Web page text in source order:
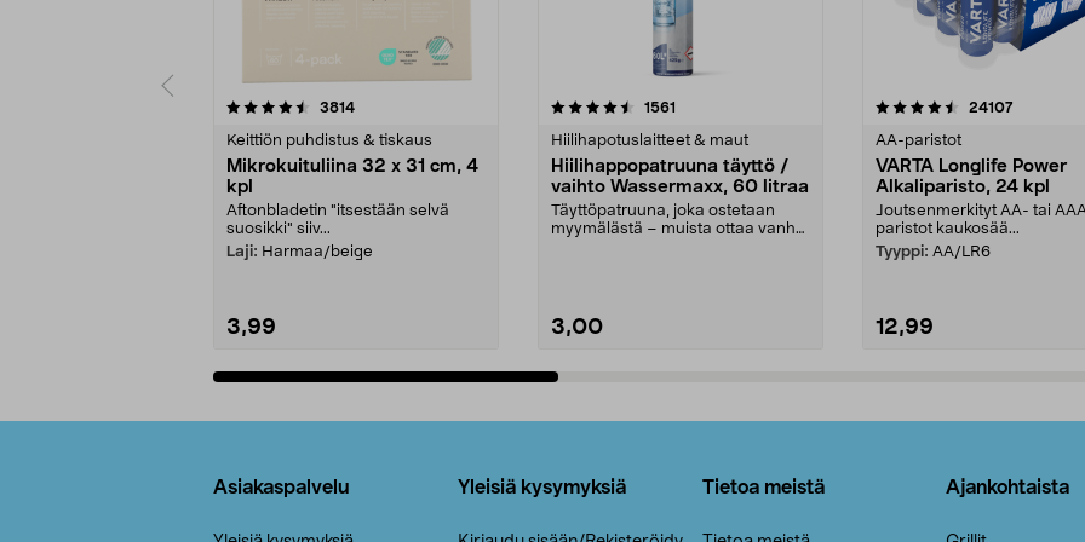
3814arvostelut
Keittiön puhdistus & tiskaus
Mikrokuituliina 32 x 31 cm, 4
kpl
Aftonbladetin "itsestään selvä
suosikki" siiv...
Laji: Harmaa/beige
3,99
4.5viidestä
1561
Hiilihapotuslaitteet & maut
Hiilihappopatruuna täyttö /
vaihto Wassermaxx, 60 litraa
Täyttöpatruuna, joka ostetaan
myymälästä – muista ottaa vanha
3,00
4.5viidestä
24107arvostelut
AA-paristot
VARTA Longlife Power
Alkaliparisto, 24 kpl
Joutsenmerkityt AA- tai
paristot kaukosää...
Tyyppi: AA/LR6
12,99
4.5viidestä
Asiakaspalvelu Yleisiä kysymyksiä Tietoa meistä Ajankohtaista